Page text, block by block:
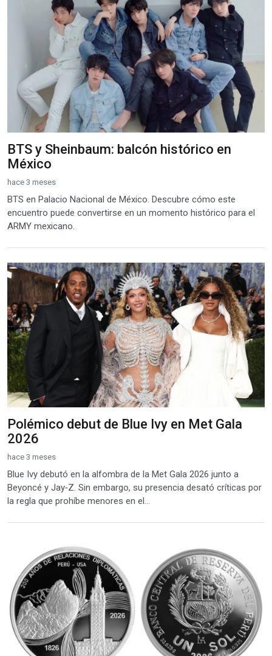
BTS y Sheinbaum: balcón histórico en
México
hace 3 meses
BTS en Palacio Nacional de México. Descubre cómo este
encuentro puede convertirse en un momento histórico para el
ARMY mexicano.
Polémico debut de Blue Ivy en Met Gala
2026
hace 3 meses
Blue Ivy debutó en la alfombra de la Met Gala 2026 junto a
Beyoncé y Jay‑Z. Sin embargo, su presencia desató críticas por
la regla que prohíbe menores en el...